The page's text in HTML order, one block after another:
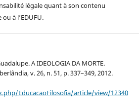
légale quant à son contenu
à l’EDUFU.
A IDEOLOGIA DA MORTE.
v. 26, n. 51, p. 337–349, 2012.
EducacaoFilosofia/article/view/12340